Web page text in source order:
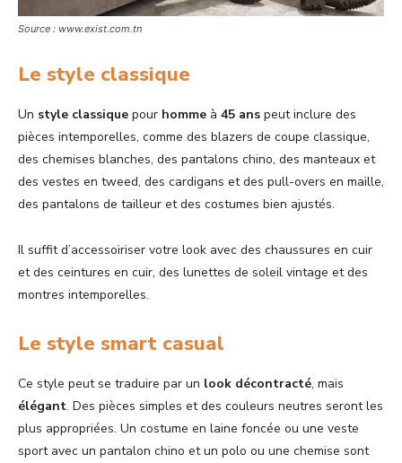
Source : www.exist.com.tn
Le style classique
Un style classique pour homme à 45 ans peut inclure des
pièces intemporelles, comme des blazers de coupe classique,
des chemises blanches, des pantalons chino, des manteaux et
des vestes en tweed, des cardigans et des pull-overs en maille,
des pantalons de tailleur et des costumes bien ajustés.
Il suffit d’accessoiriser votre look avec des chaussures en cuir
et des ceintures en cuir, des lunettes de soleil vintage et des
montres intemporelles.
Le style smart casual
Ce style peut se traduire par un look décontracté, mais
élégant. Des pièces simples et des couleurs neutres seront les
plus appropriées. Un costume en laine foncée ou une veste
sport avec un pantalon chino et un polo ou une chemise sont